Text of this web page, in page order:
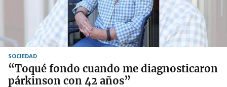
SOCIEDAD
“Toqué fondo cuando me diagnosticaron
párkinson con 42 años”